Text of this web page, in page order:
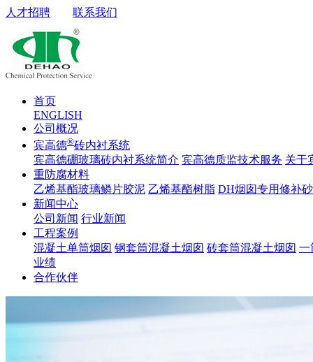
人才招聘 联系我们
首页
ENGLISH
公司概况
宾高德®砖内衬系统
宾高德硼玻璃砖内衬系统简介 宾高德质监技术服务 关于
重防腐材料
乙烯基酯玻璃鳞片胶泥 乙烯基酯树脂 DH烟囱专用修补
新闻中心
公司新闻 行业新闻
工程案例
混凝土单筒烟囱 钢套筒混凝土烟囱 砖套筒混凝土烟囱 一
业绩
合作伙伴